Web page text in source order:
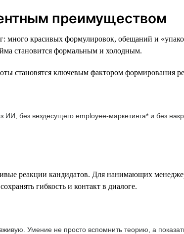
преимуществом
красивых формулировок, обещаний и
становится формальным и холодным.
становятся ключевым фактором формирования
без вездесущего employee-маркетинга* и без
реакции кандидатов. Для нанимающих
гибкость и контакт в диалоге.
Умение не просто вспомнить теорию, а